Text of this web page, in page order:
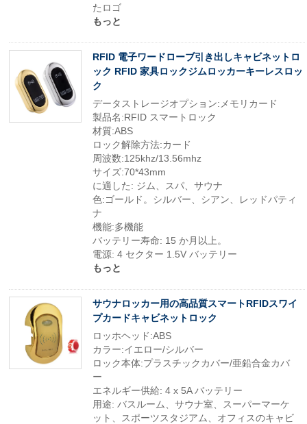
たロゴ
もっと
RFID 電子ワードローブ引き出しキャビネットロ
ック RFID 家具ロックジムロッカーキーレスロッ
ク
データストレージオプション:メモリカード
製品名:RFID スマートロック
材質:ABS
ロック解除方法:カード
周波数:125khz/13.56mhz
サイズ:70*43mm
に適した: ジム、スパ、サウナ
色:ゴールド。シルバー、シアン、レッドパティ
ナ
機能:多機能
バッテリー寿命: 15 か月以上。
電源: 4 セクター 1.5V バッテリー
もっと
サウナロッカー用の高品質スマートRFIDスワイ
プカードキャビネットロック
ロッホヘッド:ABS
カラー:イエロー/シルバー
ロック本体:プラスチックカバー/亜鉛合金カバ
ー
エネルギー供給: 4 x 5A バッテリー
用途: バスルーム、サウナ室、スーパーマーケ
ット、スポーツスタジアム、オフィスのキャビ